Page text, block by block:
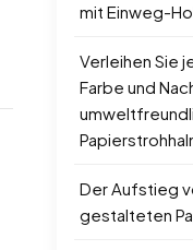
mit Einweg-
Verleihen Sie
Farbe und
Der Aufstieg
gestalteten